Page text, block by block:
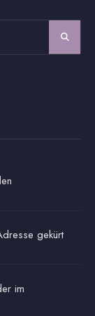
gekürt
im